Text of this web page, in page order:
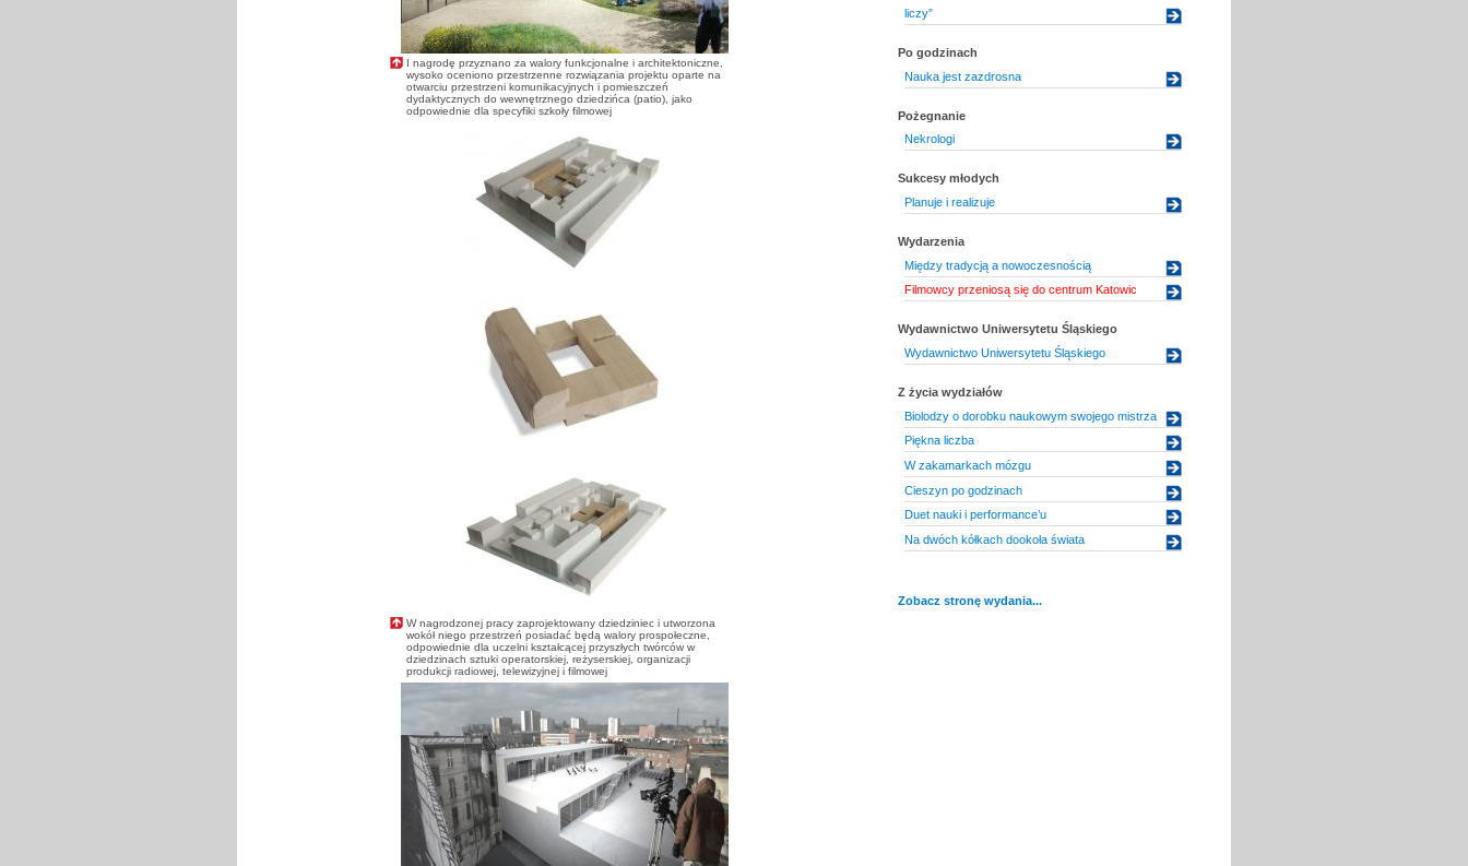
I nagrodę przyznano za walory funkcjonalne i architektoniczne,
wysoko oceniono przestrzenne rozwiązania projektu oparte na
otwarciu przestrzeni komunikacyjnych i pomieszczeń
dydaktycznych do wewnętrznego dziedzińca (patio), jako
odpowiednie dla specyfiki szkoły filmowej
W nagrodzonej pracy zaprojektowany dziedziniec i utworzona
wokół niego przestrzeń posiadać będą walory prospołeczne,
odpowiednie dla uczelni kształcącej przyszłych twórców w
dziedzinach sztuki operatorskiej, reżyserskiej, organizacji
produkcji radiowej, telewizyjnej i filmowej
liczy”
Po godzinach
Nauka jest zazdrosna
Pożegnanie
Nekrologi
Sukcesy młodych
Planuje i realizuje
Wydarzenia
Między tradycją a nowoczesnością
Filmowcy przeniosą się do centrum Katowic
Wydawnictwo Uniwersytetu Śląskiego
Wydawnictwo Uniwersytetu Śląskiego
Z życia wydziałów
Biolodzy o dorobku naukowym swojego mistrza
Piękna liczba
W zakamarkach mózgu
Cieszyn po godzinach
Duet nauki i performance’u
Na dwóch kółkach dookoła świata
Zobacz stronę wydania...